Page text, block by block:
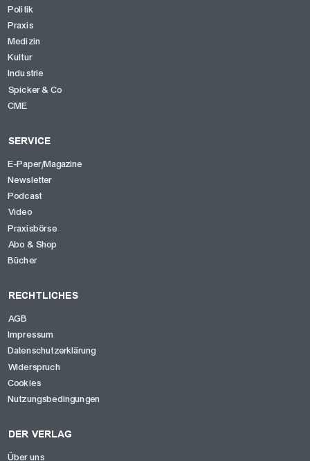
Politik
Praxis
Medizin
Kultur
Industrie
Spicker & Co
CME
SERVICE
E-Paper/Magazine
Newsletter
Podcast
Video
Praxisbörse
Abo & Shop
Bücher
RECHTLICHES
AGB
Impressum
Datenschutzerklärung
Widerspruch
Cookies
Nutzungsbedingungen
DER VERLAG
Über uns